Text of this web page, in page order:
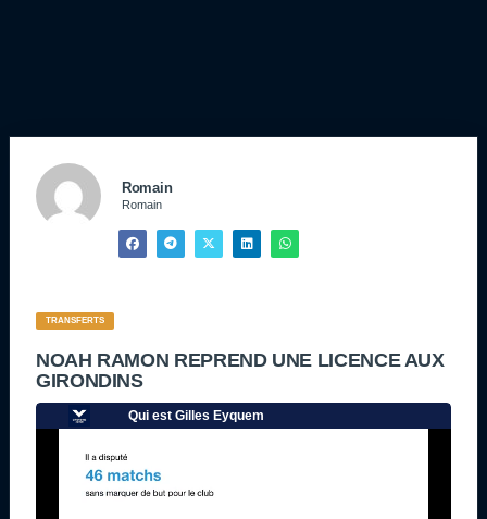
Romain
Romain
TRANSFERTS
NOAH RAMON REPREND UNE LICENCE AUX
GIRONDINS